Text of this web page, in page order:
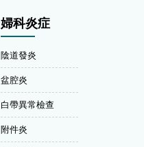
婦科炎症
陰道發炎
盆腔炎
白帶異常檢查
附件炎